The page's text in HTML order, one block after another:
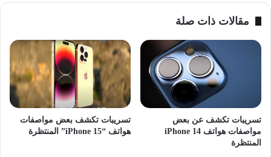
آبل ووتش آيباد آيربود آيفون
ماك بوك برو نظارة آبل
مقالات ذات صلة
تسريبات تكشف عن بعض
مواصفات هواتف iPhone 14
المنتظرة
تسريبات تكشف بعض مواصفات
هواتف “iPhone 15” المنتظرة